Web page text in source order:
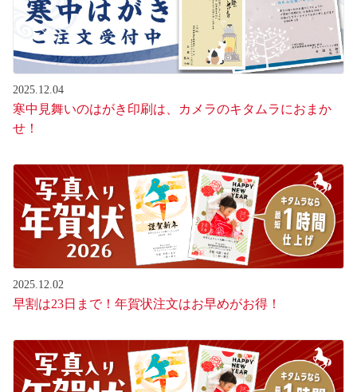
2025.12.04
寒中見舞いのはがき印刷は、カメラのキタムラにおまか
せ！
2025.12.02
早割は23日まで！年賀状注文はお早めがお得！